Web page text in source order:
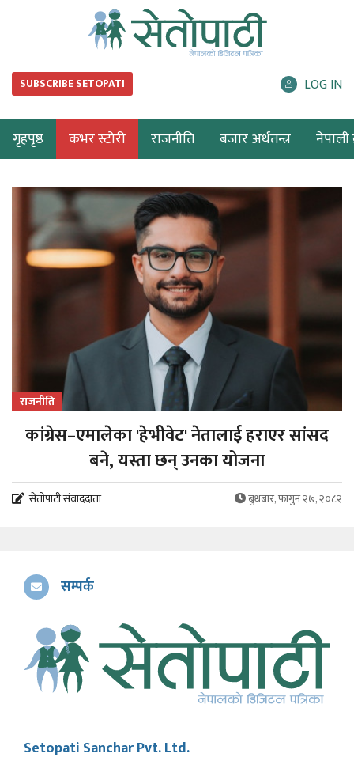
SUBSCRIBE SETOPATI LOG IN
गृहपृष्ठ कभर स्टोरी राजनीति बजार अर्थतन्त्र नेपाली
राजनीति
कांग्रेस–एमालेका 'हेभीवेट' नेतालाई हराएर सांसद
बने, यस्ता छन् उनका योजना
सेतोपाटी संवाददाता बुधबार, फागुन २७, २०८२
सम्पर्क
Setopati Sanchar Pvt. Ltd.